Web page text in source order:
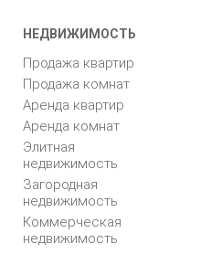
НЕДВИЖИМОСТЬ
Продажа квартир
Продажа комнат
Аренда квартир
Аренда комнат
Элитная
недвижимость
Загородная
недвижимость
Коммерческая
недвижимость